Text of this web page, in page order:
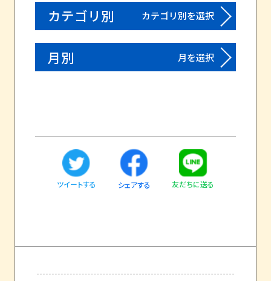
カテゴリ別 カテゴリ別を選択
月別 月を選択
ツイートする シェアする 友だちに送る